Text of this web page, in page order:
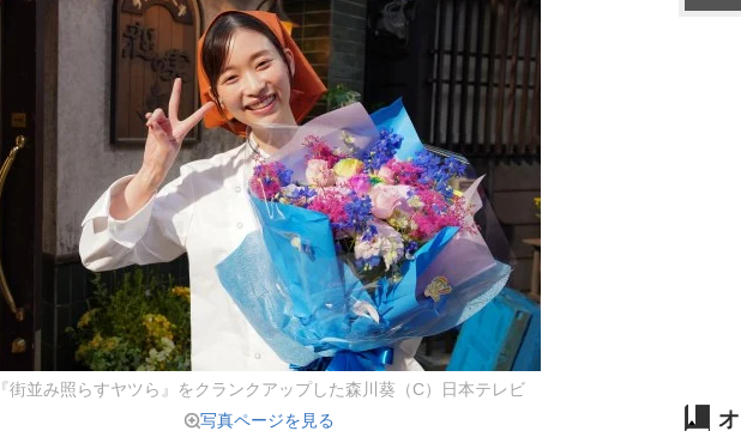
『街並み照らすヤツら』をクランクアップした森川葵（C）日本テレビ
写真ページを見る